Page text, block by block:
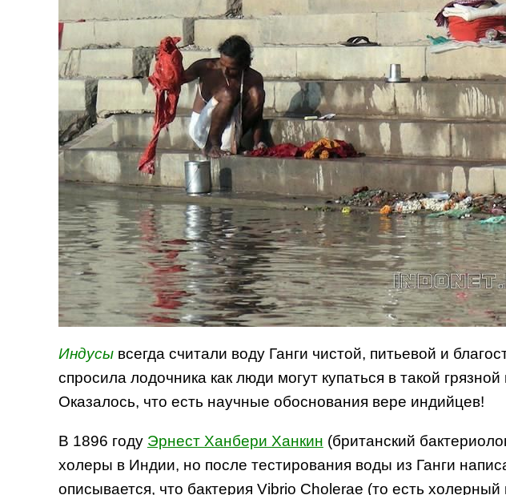
Индусывсегда считали воду Ганги чистой, питьевой и
спросила лодочника как люди могут купаться в такой
Оказалось, что есть научные обоснования вере индийцев!
В 1896 году Эрнест Ханбери Ханкин (британский
холеры в Индии, но после тестирования воды из Ганги
описывается, что бактерия Vibrio Cholerae (то есть